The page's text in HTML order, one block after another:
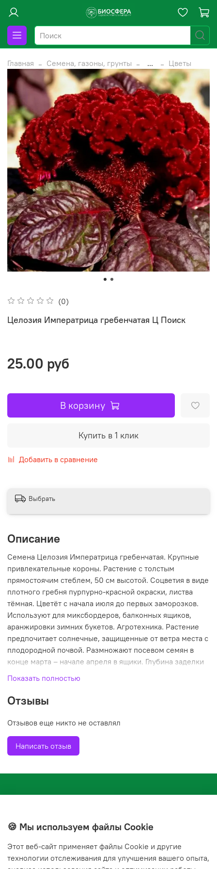
Главная Семена, газоны, грунты ... Цветы
(0)
Целозия Императрица гребенчатая Ц Поиск
25.00 руб
В корзину
Купить в 1 клик
Добавить в сравнение
Выбрать
Описание
Семена Целозия Императрица гребенчатая. Крупные
привлекательные короны. Растение с толстым
прямостоячим стеблем, 50 см высотой. Соцветия в виде
плотного гребня пурпурно-красной окраски, листва
тёмная. Цветёт с начала июля до первых заморозков.
Используют для миксбордеров, балконных ящиков,
аранжировки зимних букетов. Агротехника. Растение
предпочитает солнечные, защищенные от ветра места с
плодородной почвой. Размножают посевом семян в
конце марта – начале апреля в ящики. Глубина заделки
семян 0,3 см. При температуре почвы +18-20°С всходы
осторожно и умеренно поливают, регулярно
после окончания весенних заморозков, выдерживая
Показать полностью
Отзывы
Отзывов еще никто не оставлял
Написать отзыв
+7(843) 210-20-24
🍪 Мы используем файлы Cookie
Этот веб‑сайт применяет файлы Cookie и другие
технологии отслеживания для улучшения вашего опыта,